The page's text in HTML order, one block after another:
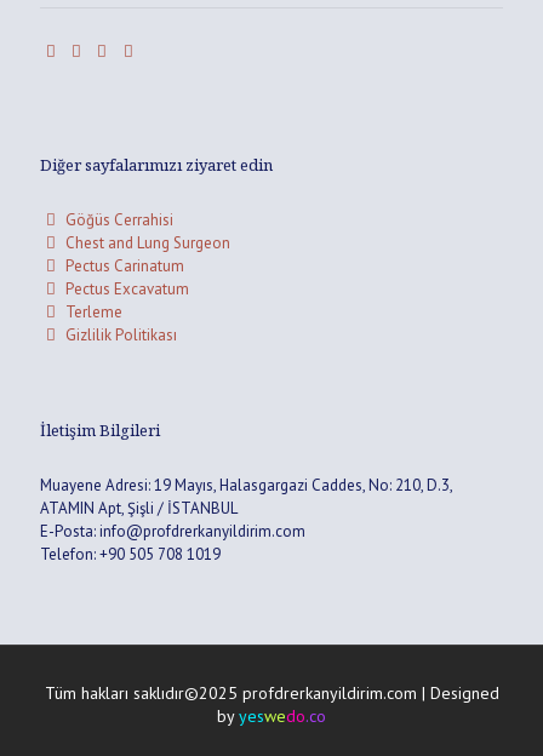
Diğer sayfalarımızı ziyaret edin
Göğüs Cerrahisi
Chest and Lung Surgeon
Pectus Carinatum
Pectus Excavatum
Terleme
Gizlilik Politikası
İletişim Bilgileri
Muayene Adresi: 19 Mayıs, Halasgargazi Caddes, No: 210, D.3,
ATAMIN Apt, Şişli / İSTANBUL
E-Posta: info@profdrerkanyildirim.com
Telefon: +90 505 708 1019
Tüm hakları saklıdır©2025 profdrerkanyildirim.com | Designed
byyeswedo.co